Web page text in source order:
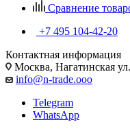
Сравнение
+7 495 104-42-20
Контактная информация
Москва, Нагатинская
info@n-trade.ooo
Telegram
WhatsApp